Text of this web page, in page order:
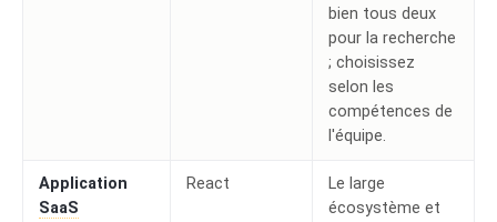
bien tous deux
pour la recherche
; choisissez
selon les
compétences de
l'équipe.
Application
SaaS
React
Le large
écosystème et